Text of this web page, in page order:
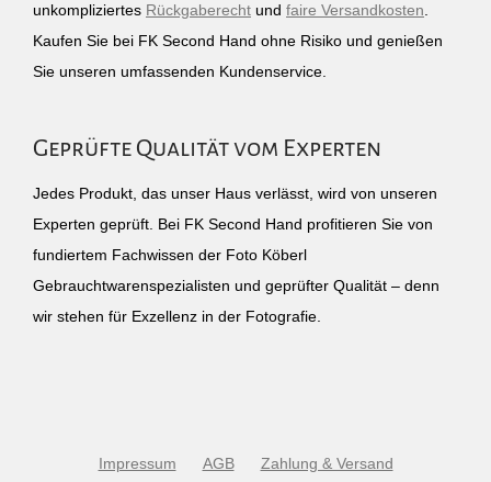
unkompliziertes Rückgaberecht und faire Versandkosten
Kaufen Sie bei FK Second Hand ohne Risiko und genießen
Sie unseren umfassenden Kundenservice.
Geprüfte Qualität vom Experten
Jedes Produkt, das unser Haus verlässt, wird von unseren
Experten geprüft. Bei FK Second Hand profitieren Sie von
fundiertem Fachwissen der Foto Köberl
Gebrauchtwarenspezialisten und geprüfter Qualität – denn
wir stehen für Exzellenz in der Fotografie.
Impressum AGB Zahlung & Versand